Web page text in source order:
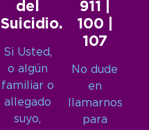
del
Suicidio.
Si Usted,
o algún
familiar o
allegado
suyo,
911 |
100 |
107
No dude
en
llamarnos
para